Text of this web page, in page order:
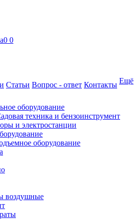
0 0
Статьи Вопрос - ответ Контакты Ещё
оборудование
техника и бензоинструмент
и электростанции
оборудование
воздушные